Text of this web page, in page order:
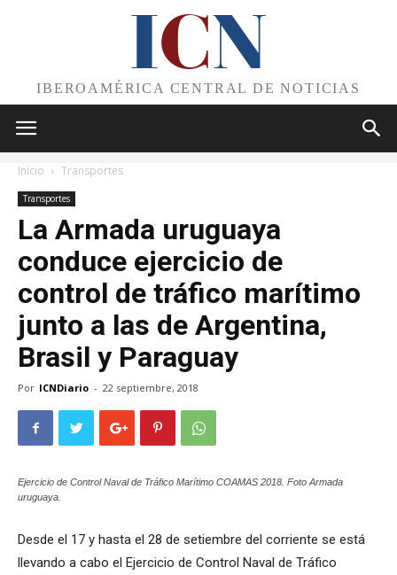
ICN
IBEROAMÉRICA CENTRAL DE NOTICIAS
Inicio Transportes
Transportes
La Armada uruguaya
conduce ejercicio de
control de tráfico marítimo
junto a las de Argentina,
Brasil y Paraguay
Por ICNDiario - 22 septiembre, 2018
Ejercicio de Control Naval de Tráfico Marítimo COAMAS 2018. Foto Armada
uruguaya.
Desde el 17 y hasta el 28 de setiembre del corriente se está
llevando a cabo el Ejercicio de Control Naval de Tráfico